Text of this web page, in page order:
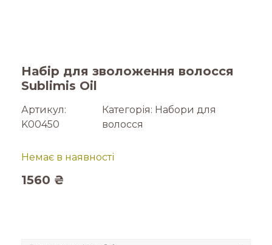
Набір для зволоження волосся
Sublimis Oil
1560 ₴
Немає в наявності
Артикул:
K00450
Категорія: Набори для
волосся